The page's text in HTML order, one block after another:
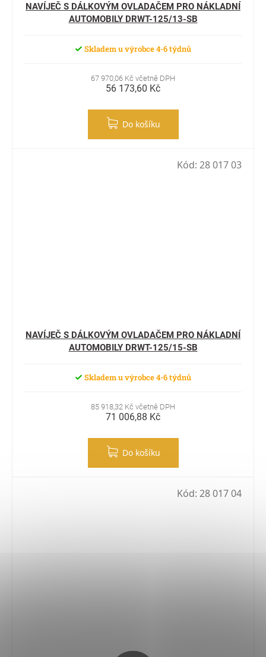
NAVÍJEČ S DÁLKOVÝM OVLADAČEM PRO NÁKLADNÍ
AUTOMOBILY DRWT-125/13-SB
Skladem u výrobce 4-6 týdnů
67 970,06 Kč včetně DPH
56 173,60 Kč
Do košíku
NAVÍJEČ S DÁLKOVÝM OVLADAČEM PRO NÁKLADNÍ
AUTOMOBILY DRWT-125/15-SB
Skladem u výrobce 4-6 týdnů
85 918,32 Kč včetně DPH
71 006,88 Kč
Do košíku
Kód: 28 017 03
Kód: 28 017 04